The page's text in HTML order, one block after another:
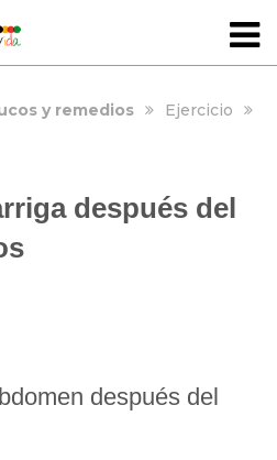
y remedios
Ejercicio
después del
después del